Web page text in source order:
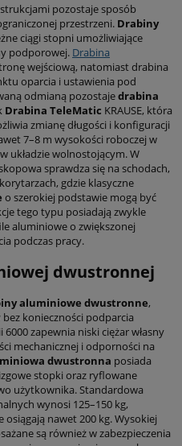
pozostaje sposób
przestrzeni. Drabiny
ciągi stopni umożliwiające
podporowej. Drabina
wejściową, natomiast drabina
oparcia i ustawienia pod
odmianą pozostajedrabina
Drabina TeleMatic KRAUSE, która
zmianę długości i konfiguracji
7–8 m wysokości roboczej w
układzie wolnostojącym. W
sprawdza się na schodach,
gdzie klasyczne
o szerokiej podstawie mogą być
tego typu posiadają zwykle
aluminiowe o zwiększonej
podczas pracy.
dwustronnej
aluminiowe dwustronne,
konieczności podparcia
zapewnia niski ciężar własny
mechanicznej i odporności na
dwustronna posiada
stopki oraz ryflowane
użytkownika. Standardowa
wynosi 125–150 kg,
nawet 200 kg. Wysokiej
są również w zabezpieczenia